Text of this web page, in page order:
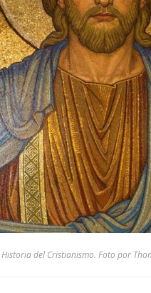
Historia del Cristianismo. Foto por